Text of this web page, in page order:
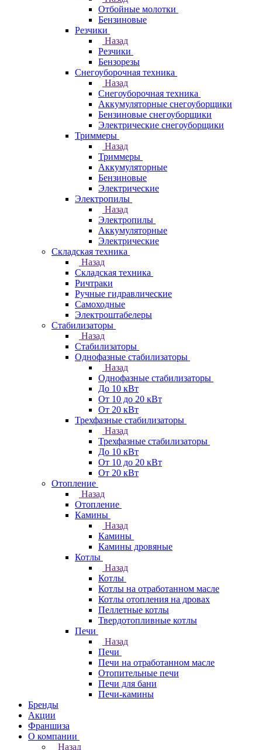
Отбойные молотки
Бензиновые
Резчики
Назад
Резчики
Бензорезы
Снегоуборочная техника
Назад
Снегоуборочная техника
Аккумуляторные снегоуборщики
Бензиновые снегоуборщики
Электрические снегоуборщики
Триммеры
Назад
Триммеры
Аккумуляторные
Бензиновые
Электрические
Электропилы
Назад
Электропилы
Аккумуляторные
Электрические
Складская техника
Назад
Складская техника
Ричтраки
Ручные гидравлические
Самоходные
Электроштабелеры
Стабилизаторы
Назад
Стабилизаторы
Однофазные стабилизаторы
Назад
Однофазные стабилизаторы
До 10 кВт
От 10 до 20 кВт
От 20 кВт
Трехфазные стабилизаторы
Назад
Трехфазные стабилизаторы
До 10 кВт
От 10 до 20 кВт
От 20 кВт
Отопление
Назад
Отопление
Камины
Назад
Камины
Камины дровяные
Котлы
Назад
Котлы
Котлы на отработанном масле
Котлы отопления на дровах
Пеллетные котлы
Твердотопливные котлы
Печи
Назад
Печи
Печи на отработанном масле
Отопительные печи
Печи для бани
Печи-камины
Бренды
Акции
Франшиза
О компании
Назад